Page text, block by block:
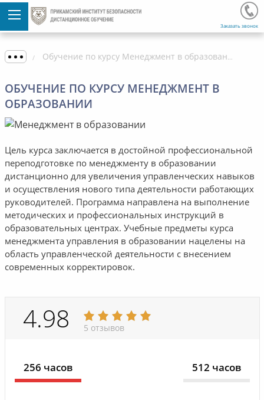
Заказать звонок
Обучение по курсу Менеджмент в образовании
ОБУЧЕНИЕ ПО КУРСУ МЕНЕДЖМЕНТ В
ОБРАЗОВАНИИ
Цель курса заключается в достойной профессиональной
переподготовке по менеджменту в образовании
дистанционно для увеличения управленческих навыков
и осуществления нового типа деятельности работающих
руководителей. Программа направлена на выполнение
методических и профессиональных инструкций в
образовательных центрах. Учебные предметы курса
менеджмента управления в образовании нацелены на
область управленческой деятельности с внесением
современных корректировок.
4.98 5 отзывов
256 часов 512 часов